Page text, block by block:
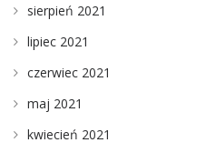
sierpień 2021
lipiec 2021
czerwiec 2021
maj 2021
kwiecień 2021